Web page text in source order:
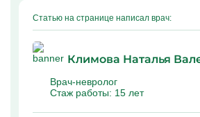
Статью на странице написал врач:
Климова Наталья
Врач-невролог
Стаж работы: 15 лет